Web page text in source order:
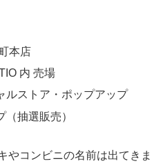
本店
内 売場
ルストア・ポップアップ
抽選販売）
やコンビニの名前は出てきま